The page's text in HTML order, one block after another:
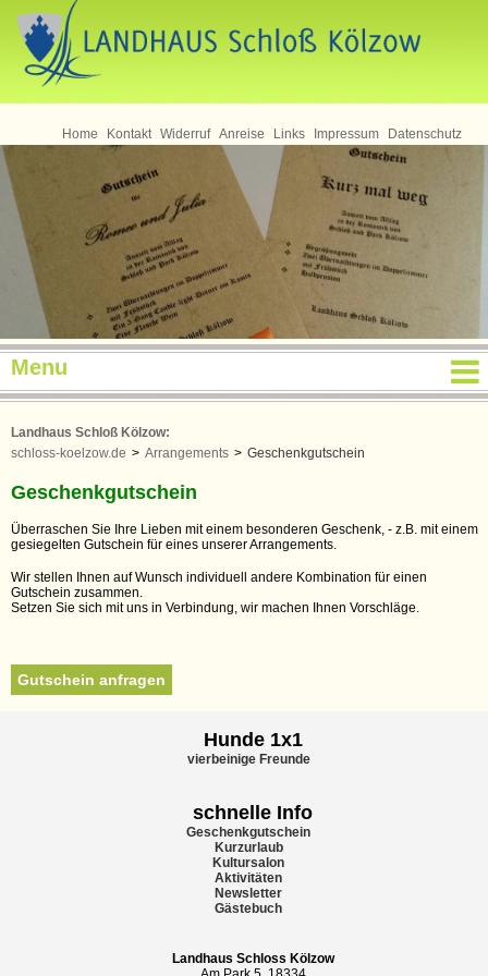
Home Kontakt Widerruf Anreise Links Impressum Datenschutz
Menu
Landhaus Schloß Kölzow:
schloss-koelzow.de > Arrangements > Geschenkgutschein
Geschenkgutschein
Überraschen Sie Ihre Lieben mit einem besonderen Geschenk, - z.B. mit einem
gesiegelten Gutschein für eines unserer Arrangements.
Wir stellen Ihnen auf Wunsch individuell andere Kombination für einen
Gutschein zusammen.
Setzen Sie sich mit uns in Verbindung, wir machen Ihnen Vorschläge.
Gutschein anfragen
Hunde 1x1
vierbeinige Freunde
schnelle Info
Geschenkgutschein
Kurzurlaub
Kultursalon
Aktivitäten
Newsletter
Gästebuch
Landhaus Schloss Kölzow